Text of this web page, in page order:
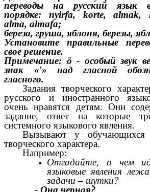
переводы на русский язык
порядке: nyirfa, korte, almak,
alma, almafa;
береза, груша, яблоня, березы,
Установите правильные
свое решение.
Примечание: ö - особый звук
знак «′» над гласной
гласного.
Задания творческого
русского и иностранного
очень нравятся детям. Они
задание, ответ на которые
системного языкового явления.
Вызывают у обучающихся
творческого характера.
Например:
Отгадайте, о чем
языковые явления
задачи – шутки?
- Она черная?